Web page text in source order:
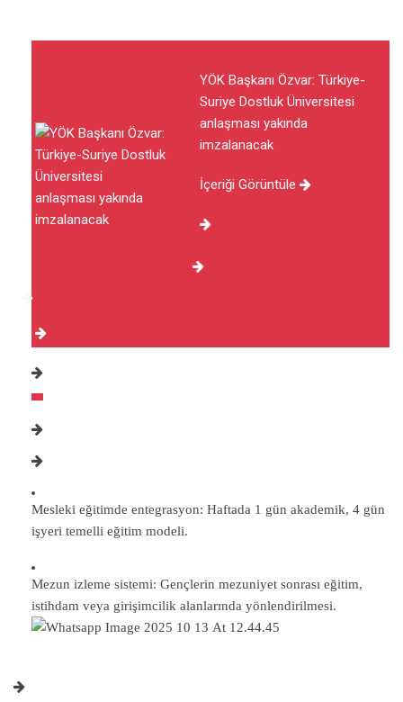
YÖK Başkanı Özvar: Türkiye-
Suriye Dostluk Üniversitesi
anlaşması yakında
imzalanacak
İçeriği Görüntüle
Mesleki eğitimde entegrasyon: Haftada 1 gün akademik, 4 gün
işyeri temelli eğitim modeli.
Mezun izleme sistemi: Gençlerin mezuniyet sonrası eğitim,
istihdam veya girişimcilik alanlarında yönlendirilmesi.